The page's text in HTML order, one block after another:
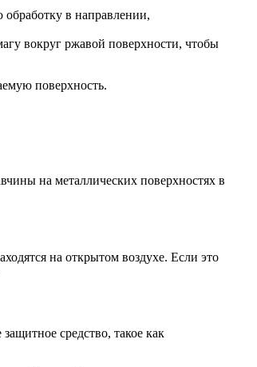
в направлении,
вокруг ржавой поверхности, чтобы
поверхность.
на металлических поверхностях в
на открытом воздухе. Если это
средство, такое как